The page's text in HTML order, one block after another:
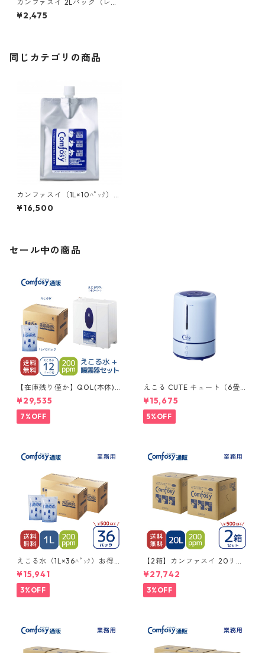
カンファスイ 2Lパック（レギ
ュラー）
¥2,475
同じカテゴリの商品
カンファスイ（1L×10ﾊﾟｯｸ）ス
トレート
¥16,500
セール中の商品
【在庫残り僅か】QOL(本体) +
えこる水(12ﾊﾟｯｸ)セット 送料
無料 (ホワイト)
¥29,535
7%OFF
えこる CUTE キュート（6畳〜
8畳）上から給水タイプ
¥15,675
5%OFF
えこる水（1L×36ﾊﾟｯｸ）お得セ
ット 送料無料
¥15,941
3%OFF
【2箱】カンファスイ 20リッ
トルQB レギュラータイプ（濃
度200ppm）
¥27,742
3%OFF